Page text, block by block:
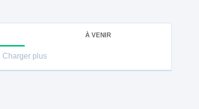
À VENIR
Charger plus